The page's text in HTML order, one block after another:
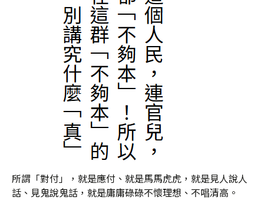
所謂「對付」，就是應付、就是馬馬虎虎，就是見人說人
話、見鬼說鬼話，就是庸庸碌碌不懷理想、不唱清高。